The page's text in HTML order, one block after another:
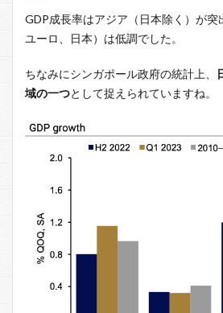
GDP成長率はアジア（日本除く）が突
ユーロ、日本）は低調でした。
ちなみにシンガポール政府の統計上、
域の一つとして捉えられていますね。